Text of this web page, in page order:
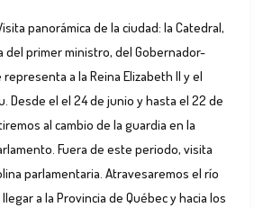
panorámica de la ciudad: la Catedral,
del primer ministro, del Gobernador-
a la Reina Elizabeth II y el
Desde el el 24 de junio y hasta el 22 de
al cambio de la guardia en la
Fuera de este periodo, visita
parlamentaria. Atravesaremos el río
a la Provincia de Québec y hacia los